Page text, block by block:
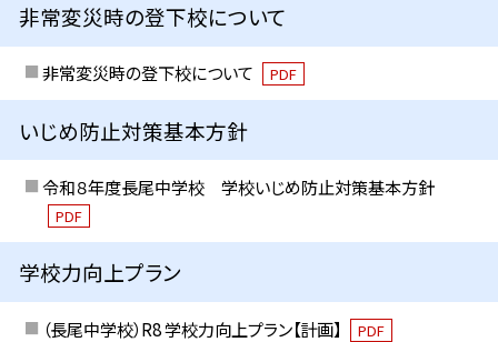
非常変災時の登下校について
非常変災時の登下校について PDF
いじめ防止対策基本方針
令和８年度長尾中学校 学校いじめ防止対策基本方針
PDF
学校力向上プラン
（長尾中学校）R8 学校力向上プラン【計画】 PDF